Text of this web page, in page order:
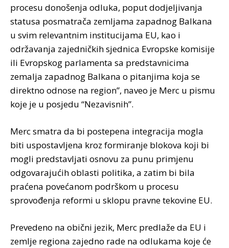
procesu donošenja odluka, poput dodjeljivanja
statusa posmatrača zemljama zapadnog Balkana
u svim relevantnim institucijama EU, kao i
održavanja zajedničkih sjednica Evropske komisije
ili Evropskog parlamenta sa predstavnicima
zemalja zapadnog Balkana o pitanjima koja se
direktno odnose na region”, naveo je Merc u pismu
koje je u posjedu “Nezavisnih”.
Merc smatra da bi postepena integracija mogla
biti uspostavljena kroz formiranje blokova koji bi
mogli predstavljati osnovu za punu primjenu
odgovarajućih oblasti politika, a zatim bi bila
praćena povećanom podrškom u procesu
sprovođenja reformi u sklopu pravne tekovine EU.
Prevedeno na obični jezik, Merc predlaže da EU i
zemlje regiona zajedno rade na odlukama koje će